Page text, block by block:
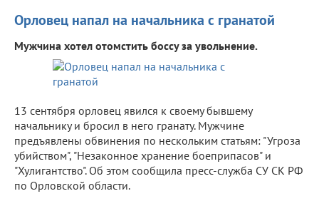
Орловец напал на начальника с гранатой
Мужчина хотел отомстить боссу за увольнение.
13 сентября орловец явился к своему бывшему
начальнику и бросил в него гранату. Мужчине
предъявлены обвинения по нескольким статьям: "Угроза
убийством", "Незаконное хранение боеприпасов" и
"Хулигантство". Об этом сообщила пресс-служба СУ СК РФ
по Орловской области.